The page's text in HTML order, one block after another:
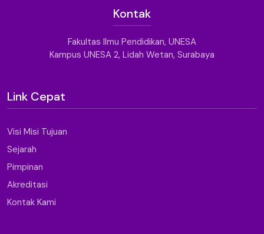
Kontak
Fakultas Ilmu Pendidikan, UNESA
Kampus UNESA 2, Lidah Wetan, Surabaya
Link Cepat
Visi Misi Tujuan
Sejarah
Pimpinan
Akreditasi
Kontak Kami